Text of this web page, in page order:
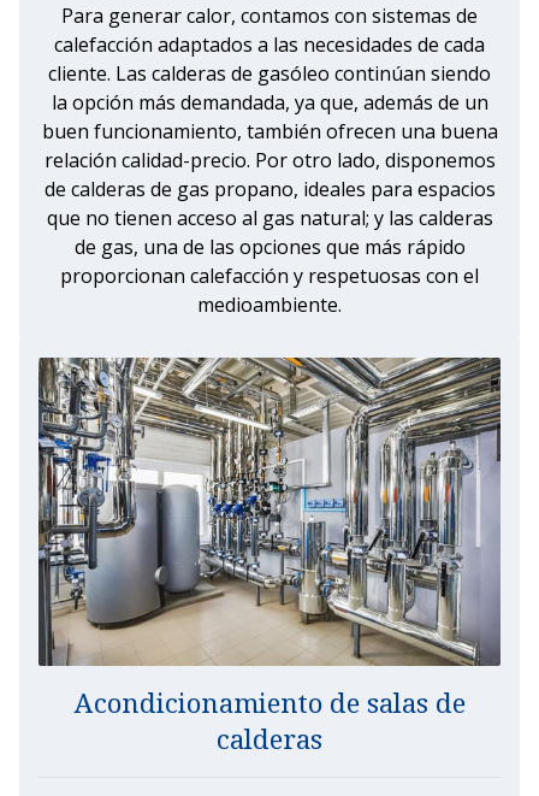
Para generar calor, contamos con sistemas de
calefacción adaptados a las necesidades de cada
cliente. Las calderas de gasóleo continúan siendo
la opción más demandada, ya que, además de un
buen funcionamiento, también ofrecen una buena
relación calidad-precio. Por otro lado, disponemos
de calderas de gas propano, ideales para espacios
que no tienen acceso al gas natural; y las calderas
de gas, una de las opciones que más rápido
proporcionan calefacción y respetuosas con el
medioambiente.
Acondicionamiento de salas de
calderas